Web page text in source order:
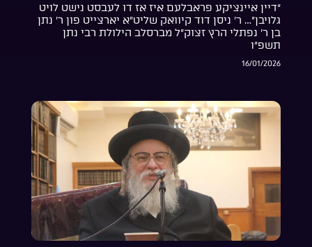
“דיין איינציקע פראבלעם איז אז דו לעבסט נישט לויט
גלויבן”… ר’ ניסן דוד קיוואק שליט”א יארצייט פון ר’ נתן
בן ר’ נפתלי הרץ זצוק”ל מברסלב הילולת רבי נתן
תשפ”ו
16/01/2026